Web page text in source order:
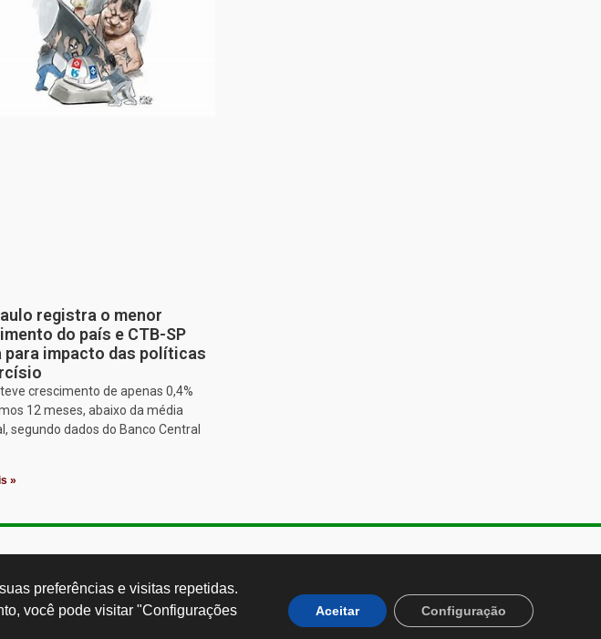
registra o menor
do país e CTB-SP
para impacto das políticas
crescimento de apenas 0,4%
12 meses, abaixo da média
segundo dados do Banco Central
»
Paulo - SP - Brasil CEP: 01251-001
preferências e visitas repetidas.
você pode visitar "Configurações
Aceitar Configuração